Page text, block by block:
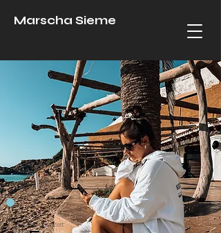
Marscha Sieme
nur für kurze Zeit: